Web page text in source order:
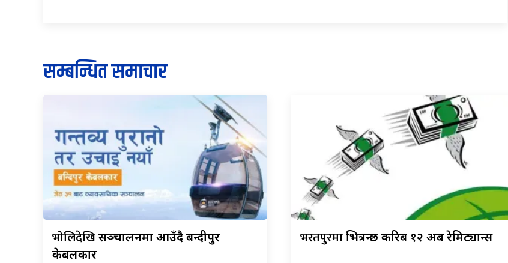
सम्बन्धित समाचार
भोलिदेखिसञ्चालनमा आउँदै बन्दीपुर
केबलकार
भरतपुरमाभित्रन्छ करिब १२ अर्ब रेमिट्यान्स